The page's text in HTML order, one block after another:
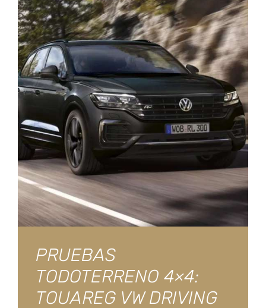
PRUEBAS
TODOTERRENO 4×4:
TOUAREG VW DRIVING